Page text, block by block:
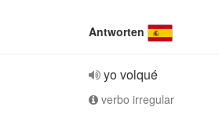
Antworten
yo volqué
verbo irregular